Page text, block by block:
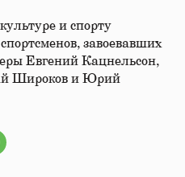
и спорту
завоевавших
Евгений Кацнельсон,
Широков и Юрий